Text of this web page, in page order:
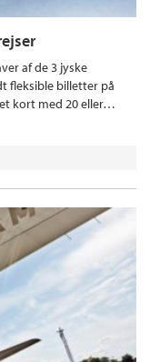
af de 3 jyske
fleksible billetter på
kort med 20 eller…